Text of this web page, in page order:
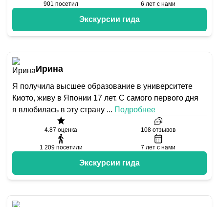
901 посетил 6 лет с нами
Экскурсии гида
Ирина
Я получила высшее образование в университете
Киото, живу в Японии 17 лет. С самого первого дня
я влюбилась в эту страну ... Подробнее
4.87 оценка 108 отзывов
1 209 посетили 7 лет с нами
Экскурсии гида